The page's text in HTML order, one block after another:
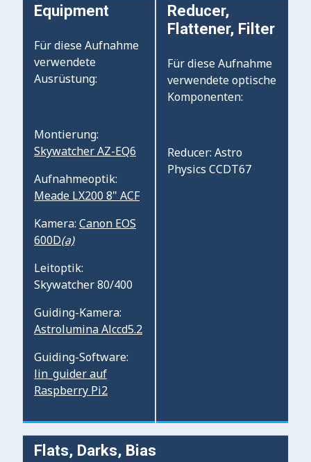
Equipment
Für diese Aufnahme
verwendete
Ausrüstung:
Montierung:
Skywatcher AZ-EQ6
Aufnahmeoptik:
Meade LX200 8" ACF
Kamera: Canon EOS
600D(a)
Leitoptik:
Skywatcher 80/400
Guiding-Kamera:
Astrolumina Alccd5.2
Guiding-Software:
lin_guider auf
Raspberry Pi2
Reducer,
Flattener, Filter
Für diese Aufnahme
verwendete optische
Komponenten:
Reducer: Astro
Physics CCDT67
Flats, Darks, Bias